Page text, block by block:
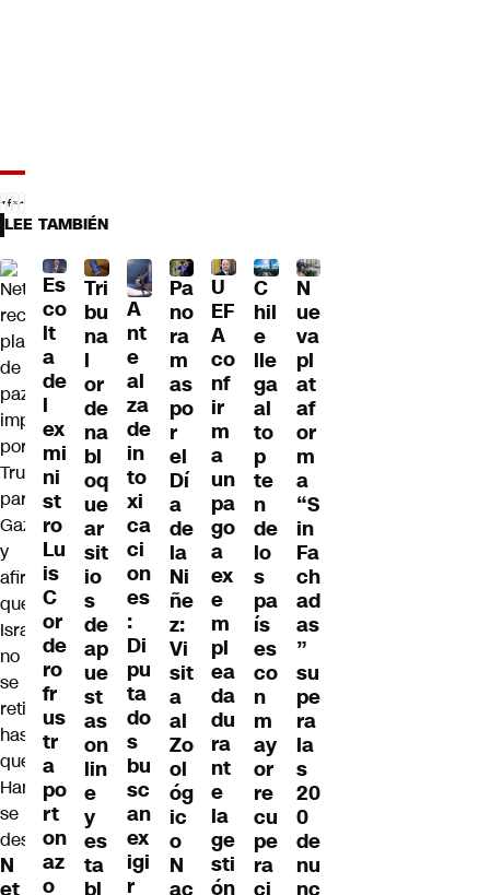
LEE TAMBIÉN
N
Es
co
lt
a
de
l
ex
mi
ni
st
ro
Lu
is
C
or
de
ro
fr
us
tr
a
po
rt
on
az
o
Tri
bu
na
l
or
de
na
bl
oq
ue
ar
sit
io
s
de
ap
ue
st
as
on
lin
e
y
es
ta
bl
A
nt
e
al
za
de
in
to
xi
ca
ci
on
es
:
Di
pu
ta
do
s
bu
sc
an
ex
igi
r
Pa
no
ra
m
as
po
r
el
Dí
a
de
la
Ni
ñe
z:
Vi
sit
a
al
Zo
ol
óg
ic
o
N
ac
U
EF
A
co
nf
ir
m
a
un
pa
go
a
ex
e
m
pl
ea
da
du
ra
nt
e
la
ge
sti
ón
C
hil
e
lle
ga
al
to
p
te
n
de
lo
s
pa
ís
es
co
n
m
ay
or
re
cu
pe
ra
ci
N
ue
va
pl
at
af
or
m
a
“S
in
Fa
ch
ad
as
”
su
pe
ra
la
s
20
0
de
nu
nc